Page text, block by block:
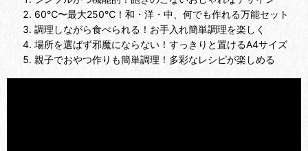
60℃〜最大250℃！ 和・洋・中、何でも作れる万能セット
調理しながら食べられる！ お手入れ簡単調理を楽しく
場所を選ばず邪魔にならない！ すっきりと置けるA4サイズ
親子でおやつ作りも簡単調理！ 多彩なレシピが楽しめる